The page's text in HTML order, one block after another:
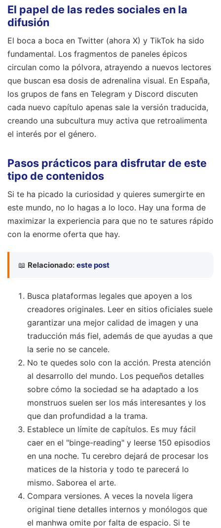
El papel de las redes sociales en la
difusión
El boca a boca en Twitter (ahora X) y TikTok ha sido
fundamental. Los fragmentos de paneles épicos
circulan como la pólvora, atrayendo a nuevos lectores
que buscan esa dosis de adrenalina visual. En España,
los grupos de fans en Telegram y Discord discuten
cada nuevo capítulo apenas sale la versión traducida,
creando una subcultura muy activa que retroalimenta
el interés por el género.
Pasos prácticos para disfrutar de este
tipo de contenidos
Si te ha picado la curiosidad y quieres sumergirte en
este mundo, no lo hagas a lo loco. Hay una forma de
maximizar la experiencia para que no te satures rápido
con la enorme oferta que hay.
📖 Relacionado: este post
Busca plataformas legales que apoyen a los
creadores originales. Leer en sitios oficiales suele
garantizar una mejor calidad de imagen y una
traducción más fiel, además de que ayudas a que
la serie no se cancele.
No te quedes solo con la acción. Presta atención
al desarrollo del mundo. Los pequeños detalles
sobre cómo la sociedad se ha adaptado a los
monstruos suelen ser los más interesantes y los
que dan profundidad a la trama.
Establece un límite de capítulos. Es muy fácil
caer en el "binge-reading" y leerse 150 episodios
en una noche. Tu cerebro dejará de procesar los
matices de la historia y todo te parecerá lo
mismo. Saborea el arte.
Compara versiones. A veces la novela ligera
original tiene detalles internos y monólogos que
el manhwa omite por falta de espacio. Si te